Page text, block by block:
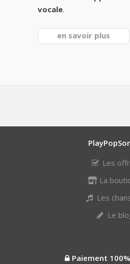
vocale.
en savoir plus
Les
La
Les
Le
Paiement